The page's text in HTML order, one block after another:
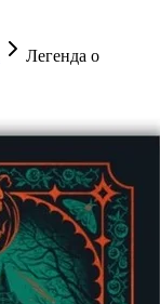
Легенда о